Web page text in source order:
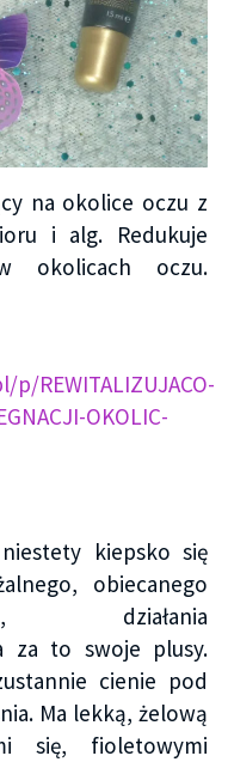
na okolice oczu z
i alg. Redukuje
okolicach oczu.
REWITALIZUJACO-
OKOLIC-
kiepsko się
obiecanego
działania
za to swoje plusy.
cienie pod
Ma lekką, żelową
się, fioletowymi